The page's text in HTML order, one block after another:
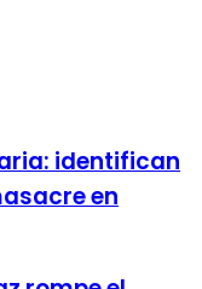
identifican
en